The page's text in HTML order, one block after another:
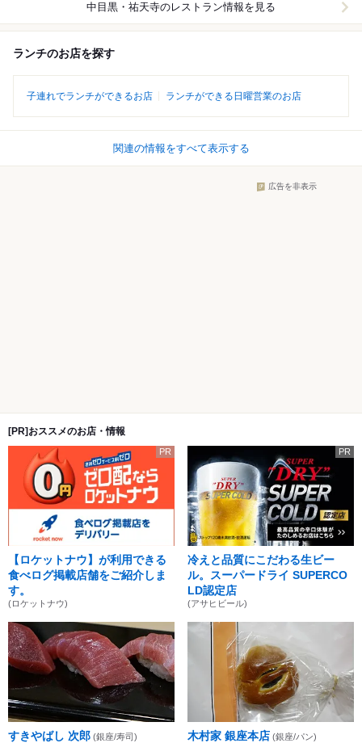
中目黒・祐天寺のレストラン情報を見る
ランチのお店を探す
子連れでランチができるお店 ランチができる日曜営業のお店
関連の情報をすべて表示する
広告を非表示
[PR]おススメのお店・情報
PR
【ロケットナウ】が利用できる
食べログ掲載店舗をご紹介しま
す。
(ロケットナウ)
PR
冷えと品質にこだわる生ビー
ル。スーパードライ SUPERCO
LD認定店
(アサヒビール)
すきやばし 次郎 (銀座/寿司) 木村家 銀座本店 (銀座/パン)